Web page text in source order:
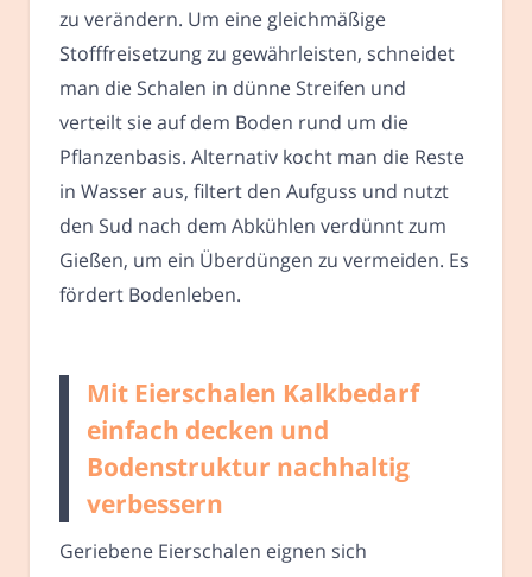
zu verändern. Um eine gleichmäßige
Stofffreisetzung zu gewährleisten, schneidet
man die Schalen in dünne Streifen und
verteilt sie auf dem Boden rund um die
Pflanzenbasis. Alternativ kocht man die Reste
in Wasser aus, filtert den Aufguss und nutzt
den Sud nach dem Abkühlen verdünnt zum
Gießen, um ein Überdüngen zu vermeiden. Es
fördert Bodenleben.
Mit Eierschalen Kalkbedarf
einfach decken und
Bodenstruktur nachhaltig
verbessern
Geriebene Eierschalen eignen sich